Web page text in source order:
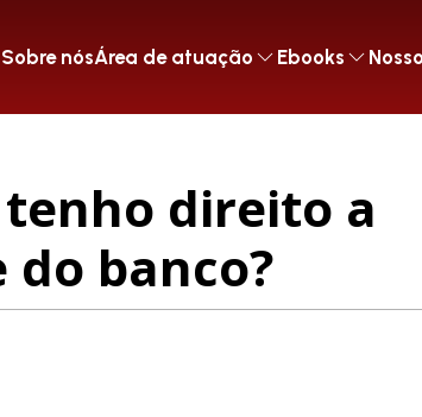
Sobre nósÁrea de atuação Ebooks
direito a
banco?